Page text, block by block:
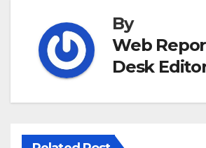
By
Web
Desk